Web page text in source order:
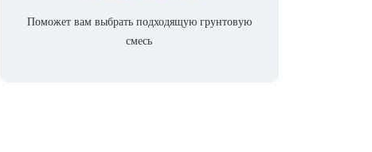
Поможет вам выбрать подходящую грунтовую
смесь